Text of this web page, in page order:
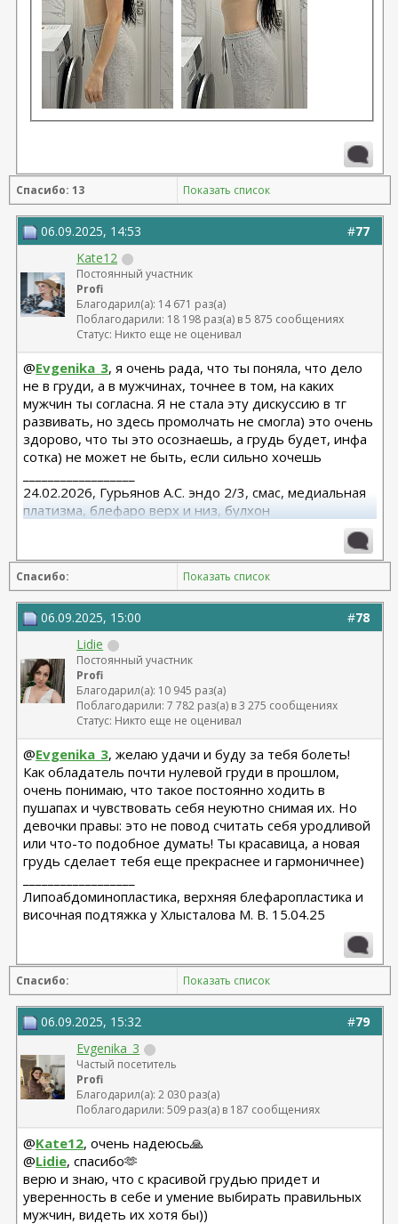
Спасибо: 13 Показать список
#77
06.09.2025, 14:53
Kate12
Постоянный участник
Profi
Благодарил(а): 14 671 раз(а)
Поблагодарили: 18 198 раз(а) в 5 875 сообщениях
Статус: Никто еще не оценивал
@Evgenika_3, я очень рада, что ты поняла, что дело
не в груди, а в мужчинах, точнее в том, на каких
мужчин ты согласна. Я не стала эту дискуссию в тг
развивать, но здесь промолчать не смогла) это очень
здорово, что ты это осознаешь, а грудь будет, инфа
сотка) не может не быть, если сильно хочешь
24.02.2026, Гурьянов А.С. эндо 2/3, смас, медиальная
платизма, блефаро верх и низ, булхон
08.2015, allergan 240, 255. Аврамович А.Г., Клиника СЛ
(молодости и красоты)
Спасибо: Показать список
#78
06.09.2025, 15:00
Lidie
Постоянный участник
Profi
Благодарил(а): 10 945 раз(а)
Поблагодарили: 7 782 раз(а) в 3 275 сообщениях
Статус: Никто еще не оценивал
@Evgenika_3, желаю удачи и буду за тебя болеть!
Как обладатель почти нулевой груди в прошлом,
очень понимаю, что такое постоянно ходить в
пушапах и чувствовать себя неуютно снимая их. Но
девочки правы: это не повод считать себя уродливой
или что-то подобное думать! Ты красавица, а новая
грудь сделает тебя еще прекраснее и гармоничнее)
Липоабдоминопластика, верхняя блефаропластика и
височная подтяжка у Хлысталова М. В. 15.04.25
Спасибо: Показать список
#79
06.09.2025, 15:32
Evgenika_3
Частый посетитель
Profi
Благодарил(а): 2 030 раз(а)
Поблагодарили: 509 раз(а) в 187 сообщениях
@Kate12, очень надеюсь🙏
@Lidie, спасибо🫶
верю и знаю, что с красивой грудью придет и
уверенность в себе и умение выбирать правильных
мужчин, видеть их хотя бы))